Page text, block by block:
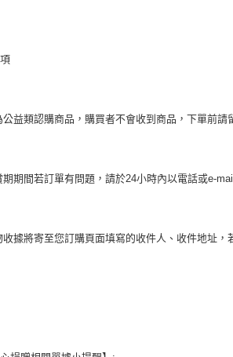
益類認購商品，購買者不會收到商品，下單前請
期間若訂單有問題，請於24小時內以電話或e-
據將寄至您訂購頁面填寫的收件人、收件地址，